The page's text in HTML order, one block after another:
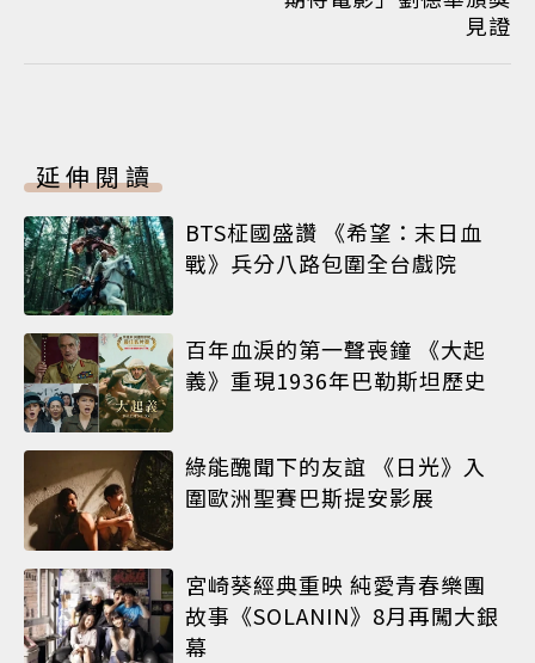
見證
延伸閱讀
BTS柾國盛讚 《希望：末日血
戰》兵分八路包圍全台戲院
百年血淚的第一聲喪鐘 《大起
義》重現1936年巴勒斯坦歷史
綠能醜聞下的友誼 《日光》入
圍歐洲聖賽巴斯提安影展
宮崎葵經典重映 純愛青春樂團
故事《SOLANIN》8月再闖大銀
幕